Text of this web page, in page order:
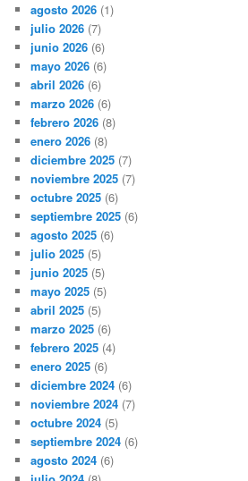
agosto 2026 (1)
julio 2026 (7)
junio 2026 (6)
mayo 2026 (6)
abril 2026 (6)
marzo 2026 (6)
febrero 2026 (8)
enero 2026 (8)
diciembre 2025 (7)
noviembre 2025 (7)
octubre 2025 (6)
septiembre 2025 (6)
agosto 2025 (6)
julio 2025 (5)
junio 2025 (5)
mayo 2025 (5)
abril 2025 (5)
marzo 2025 (6)
febrero 2025 (4)
enero 2025 (6)
diciembre 2024 (6)
noviembre 2024 (7)
octubre 2024 (5)
septiembre 2024 (6)
agosto 2024 (6)